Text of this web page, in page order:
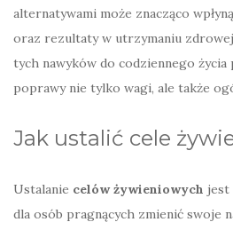
alternatywami może znacząco
oraz rezultaty w utrzymaniu
tych nawyków do codziennego życia
poprawy nie tylko wagi, ale także
Jak ustalić cele
Ustalanie celów żywieniowych jest
dla osób pragnących zmienić swoje